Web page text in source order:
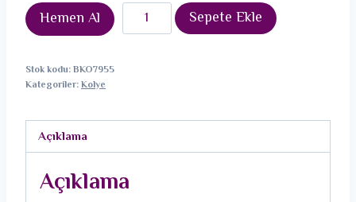
Hemen Al
316L
Çelik
"T"
Kadın
Sepete Ekle
Stok kodu:BKO7955
Kategoriler:Kolye
Açıklama
Açıklama